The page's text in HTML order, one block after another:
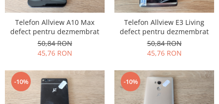
Mufa incarcare
Allview
Asus
Samsung
Placi de baza
Placa de baza Allview
Telefon Allview A10 Max
defect pentru dezmembrat
50,84 RON
45,76 RON
Telefon Allview E3 Living
defect pentru dezmembrat
50,84 RON
45,76 RON
-10% -10%